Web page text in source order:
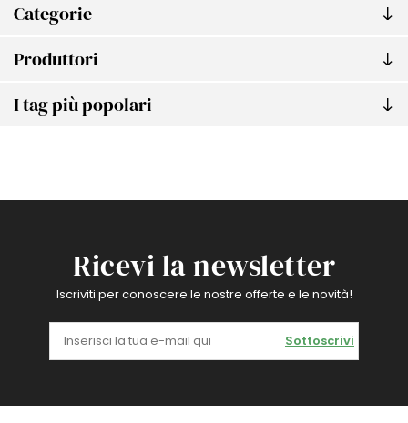
Categorie
Produttori
I tag più popolari
Ricevi la newsletter
Iscriviti per conoscere le nostre offerte e le novità!
Sottoscrivi